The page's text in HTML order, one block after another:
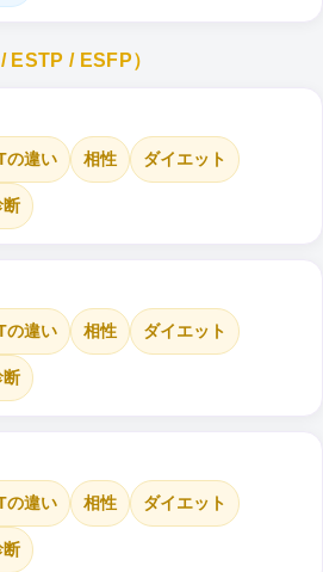
ESTP / ESFP）
の違い 相性 ダイエット
断
の違い 相性 ダイエット
断
の違い 相性 ダイエット
断